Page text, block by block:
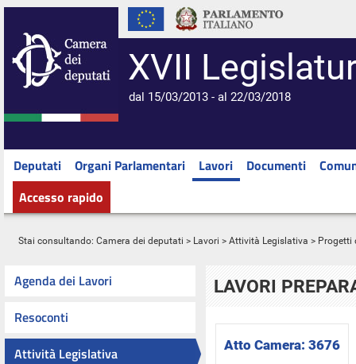
XVII
dal 15/03/2013 - al 22/03/2018
Deputati Organi Parlamentari Lavori Documenti
Accesso rapido
Stai consultando: Camera dei deputati > Lavori > Attività Legislativa > Progetti
Agenda dei Lavori
Resoconti
Attività Legislativa
LAVORI
Atto Camera: 3676